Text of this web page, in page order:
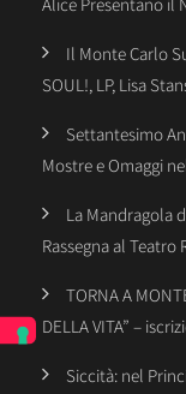
Il Monte Carlo
SOUL!, LP, Lisa
Settantesimo
Mostre e Omaggi
La Mandragola
Rassegna al
TORNA A
DELLA VITA” –
Siccità: nel